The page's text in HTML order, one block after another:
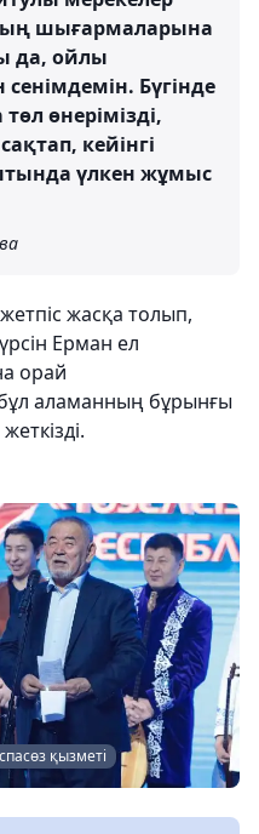
шығармаларына
да, ойлы
сенімдемін. Бүгінде
өнерімізді,
кейінгі
үлкен жұмыс
жасқа толып,
Ерман ел
орай
аламанның бұрынғы
қызметі